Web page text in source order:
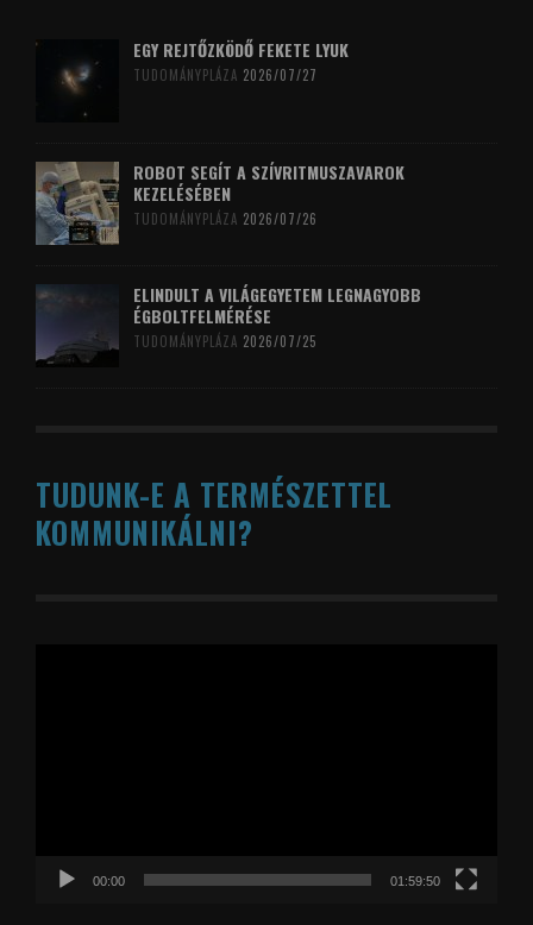
EGY REJTŐZKÖDŐ FEKETE LYUK
TUDOMÁNYPLÁZA 2026/07/27
ROBOT SEGÍT A SZÍVRITMUSZAVAROK
KEZELÉSÉBEN
TUDOMÁNYPLÁZA 2026/07/26
ELINDULT A VILÁGEGYETEM LEGNAGYOBB
ÉGBOLTFELMÉRÉSE
TUDOMÁNYPLÁZA 2026/07/25
TUDUNK-E A TERMÉSZETTEL
KOMMUNIKÁLNI?
00:00 01:59:50